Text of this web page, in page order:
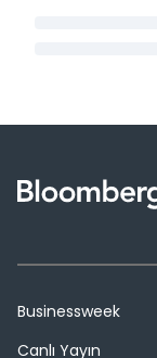
Businessweek
Canlı Yayın